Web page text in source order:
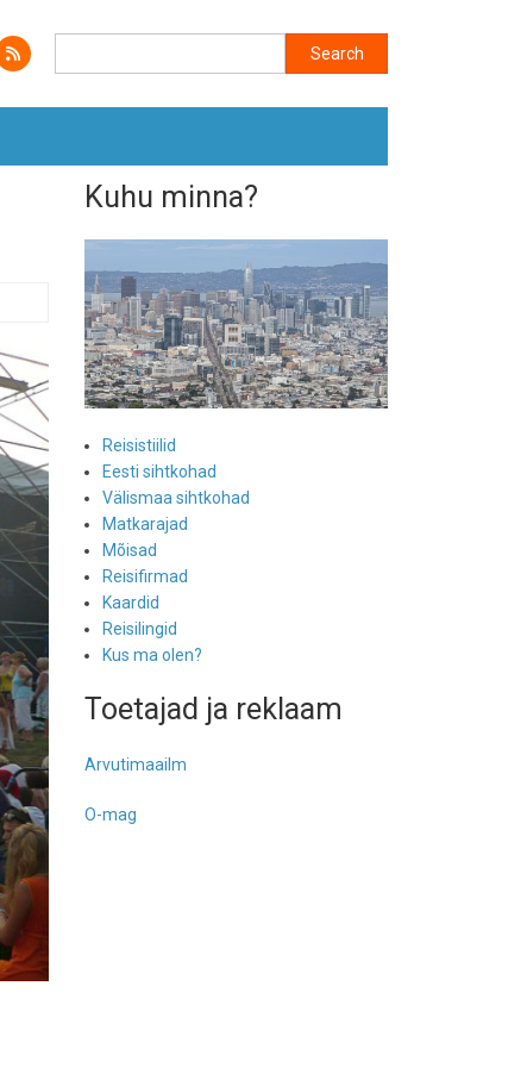
Kuhu minna?
Reisistiilid
Eesti sihtkohad
Välismaa sihtkohad
Matkarajad
Mõisad
Reisifirmad
Kaardid
Reisilingid
Kus ma olen?
Toetajad ja reklaam
Arvutimaailm
O-mag